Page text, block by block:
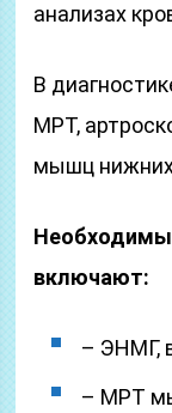
анализах
В
МРТ,
мышц нижних
включают:
– ЭНМГ,
– МРТ